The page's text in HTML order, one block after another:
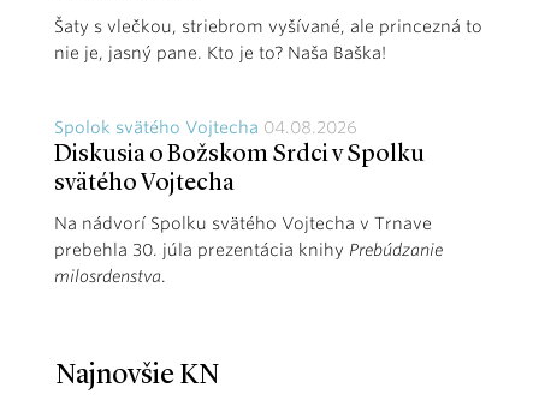
Šaty s vlečkou, striebrom vyšívané, ale princezná to
nie je, jasný pane. Kto je to? Naša Baška!
Spolok svätého Vojtecha 04.08.2026
Diskusia o Božskom Srdci v Spolku
svätého Vojtecha
Na nádvorí Spolku svätého Vojtecha v Trnave
prebehla 30. júla prezentácia knihy Prebúdzanie
milosrdenstva.
Najnovšie KN